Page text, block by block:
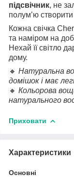
підсвічник, не
полум’ю
Кожна свічка
та наміром на
Нехай її світло
дому.
🔸 Натуральна
домішок і має
🔸 Кольорова
натурального
Приховати
Характеристики
Основні